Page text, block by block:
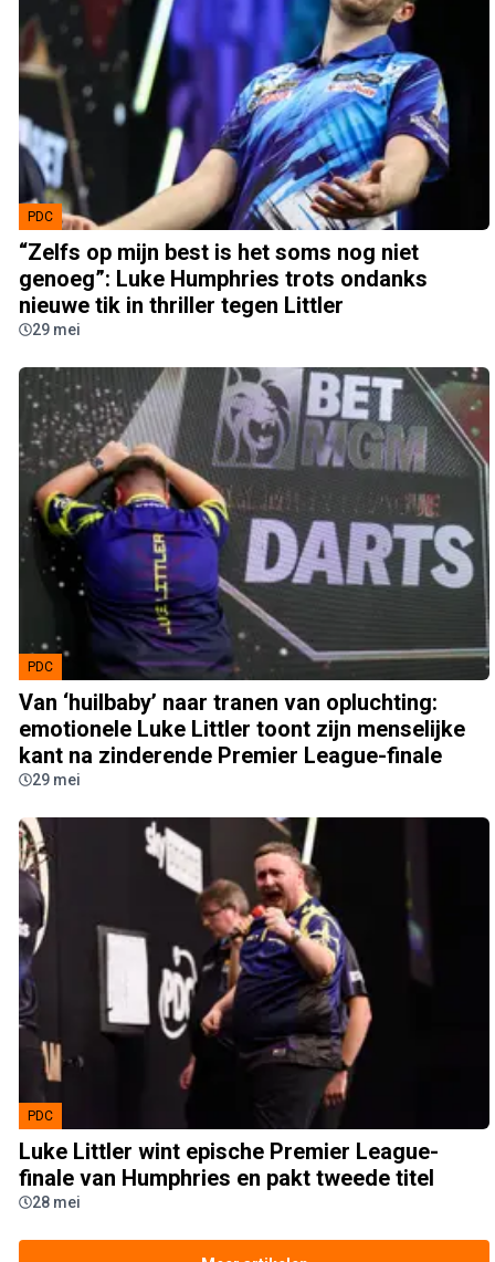
PDC
“Zelfs op mijn best is het soms nog niet
genoeg”: Luke Humphries trots ondanks
nieuwe tik in thriller tegen Littler
29 mei
PDC
Van ‘huilbaby’ naar tranen van opluchting:
emotionele Luke Littler toont zijn menselijke
kant na zinderende Premier League-finale
29 mei
PDC
Luke Littler wint epische Premier League-
finale van Humphries en pakt tweede titel
28 mei